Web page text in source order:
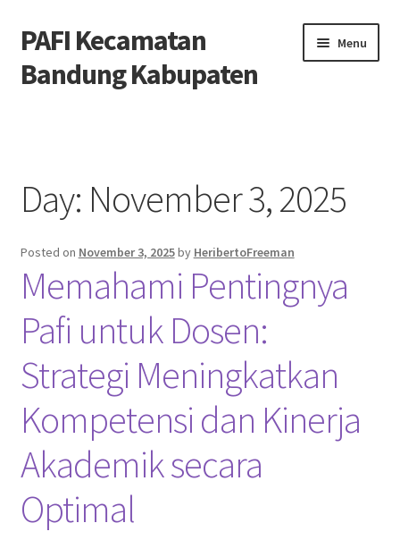
Skip
to
navigation
Skip
to
content
PAFI Kecamatan
Bandung Kabupaten
Menu
Privacy Policy
Tentang Kami
Day: November 3, 2025
Posted on November 3, 2025by HeribertoFreeman
Memahami Pentingnya
Pafi untuk Dosen:
Strategi Meningkatkan
Kompetensi dan Kinerja
Akademik secara
Optimal